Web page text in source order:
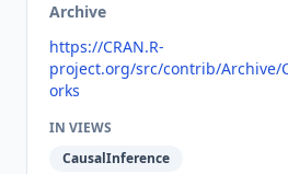
Archive
https://CRAN.R-
project.org/src/contrib/Archive/
orks
IN VIEWS
CausalInference